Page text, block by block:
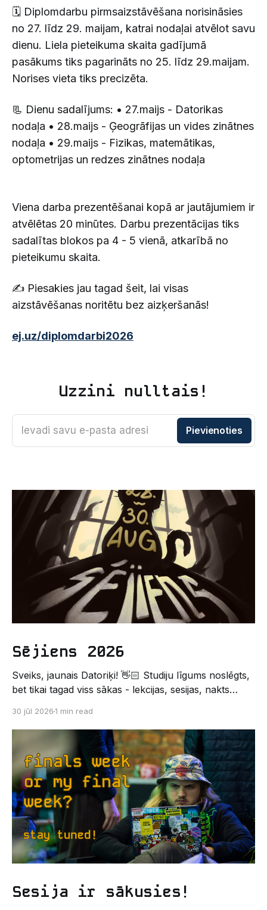
🗓 Diplomdarbu pirmsaizstāvēšana norisināsies
no 27. līdz 29. maijam, katrai nodaļai atvēlot savu
dienu. Liela pieteikuma skaita gadījumā
pasākums tiks pagarināts no 25. līdz 29.maijam.
Norises vieta tiks precizēta.
📃 Dienu sadalījums: • 27.maijs - Datorikas
nodaļa • 28.maijs - Ģeogrāfijas un vides zinātnes
nodaļa • 29.maijs - Fizikas, matemātikas,
optometrijas un redzes zinātnes nodaļa
Viena darba prezentēšanai kopā ar jautājumiem ir
atvēlētas 20 minūtes. Darbu prezentācijas tiks
sadalītas blokos pa 4 - 5 vienā, atkarībā no
pieteikumu skaita.
✍️ Piesakies jau tagad šeit, lai visas
aizstāvēšanas noritētu bez aizķeršanās!
ej.uz/diplomdarbi2026
Uzzini nulltais!
Ievadi savu e-pasta adresi Pievienoties
Sējiens 2026
Sveiks, jaunais Datoriķi! 👋🏻 Studiju līgums noslēgts,
bet tikai tagad viss sākas - lekcijas, sesijas, nakts
Un kas gan būtu labāks veids, kā iepazīt savu jauno
dzīvi LU EZTF datoriķu vidē, par došanos uz
leģendāro “Sējienu”? 🐱 Šī pirmsaristoteļa nometne
palīdzēs tev iegūt pirmos draugus, ieskatu studenta
30 jūl 20261 min read
Sesija ir sākusies!